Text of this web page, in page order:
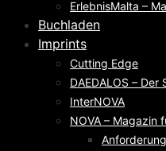
ErlebnisMalta –
Buchladen
Imprints
Cutting Edge
DAEDALOS –
InterNOVA
NOVA – Magazin